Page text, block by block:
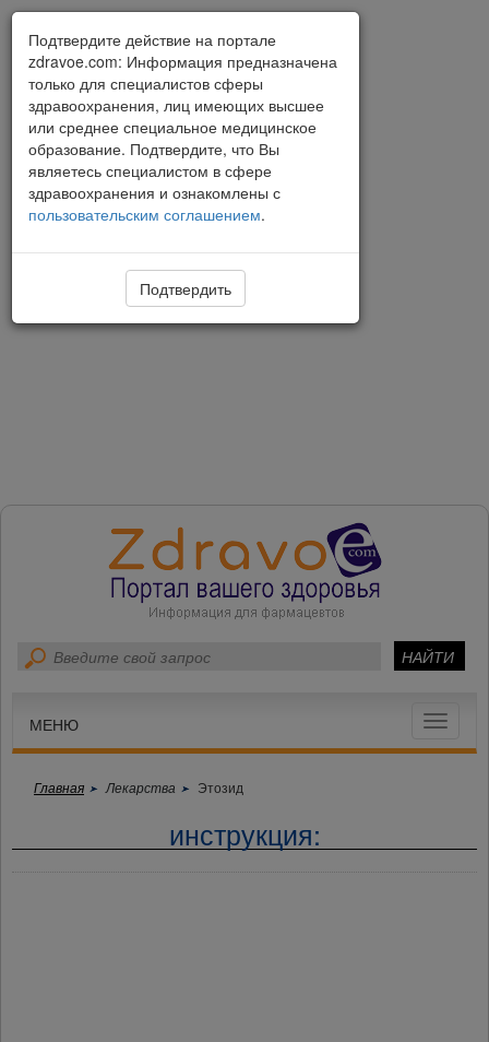
Toggle
МЕНЮ
Главная Лекарства Этозид
инструкция:
Подтвердите действие на портале
zdravoe.com: Информация предназначена
только для специалистов сферы
здравоохранения, лиц имеющих высшее
или среднее специальное медицинское
образование. Подтвердите, что Вы
являетесь специалистом в сфере
здравоохранения и ознакомлены с
пользовательским соглашением.
Подтвердить